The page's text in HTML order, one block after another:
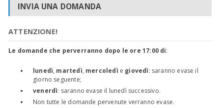
INVIA UNA DOMANDA
ATTENZIONE!
Le domande che perverranno dopo le ore 17:00 di:
lunedì, martedì, mercoledì e giovedì: saranno evase il
giorno seguente;
venerdì: saranno evase il lunedì successivo.
Non tutte le domande pervenute verranno evase.